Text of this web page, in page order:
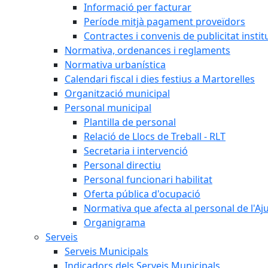
Informació per facturar
Període mitjà pagament proveïdors
Contractes i convenis de publicitat
Normativa, ordenances i reglaments
Normativa urbanística
Calendari fiscal i dies festius a Martorelles
Organització municipal
Personal municipal
Plantilla de personal
Relació de Llocs de Treball - RLT
Secretaria i intervenció
Personal directiu
Personal funcionari habilitat
Oferta pública d'ocupació
Normativa que afecta al personal de
Organigrama
Serveis
Serveis Municipals